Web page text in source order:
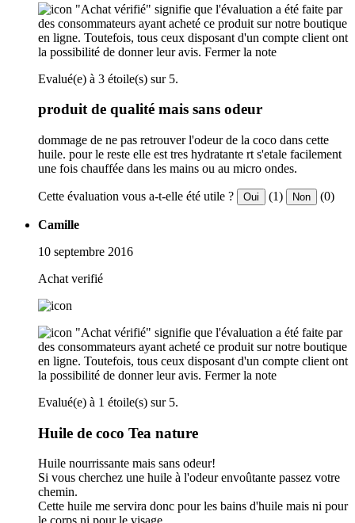
"Achat vérifié" signifie que l'évaluation a été faite par
des consommateurs ayant acheté ce produit sur notre boutique
en ligne. Toutefois, tous ceux disposant d'un compte client ont
la possibilité de donner leur avis. Fermer la note
Evalué(e) à 3 étoile(s) sur 5.
produit de qualité mais sans odeur
dommage de ne pas retrouver l'odeur de la coco dans cette
huile. pour le reste elle est tres hydratante rt s'etale facilement
une fois chauffée dans les mains ou au micro ondes.
Cette évaluation vous a-t-elle été utile ? Oui (1) Non (0)
Camille
10 septembre 2016
Achat verifié
"Achat vérifié" signifie que l'évaluation a été faite par
des consommateurs ayant acheté ce produit sur notre boutique
en ligne. Toutefois, tous ceux disposant d'un compte client ont
la possibilité de donner leur avis. Fermer la note
Evalué(e) à 1 étoile(s) sur 5.
Huile de coco Tea nature
Huile nourrissante mais sans odeur!
Si vous cherchez une huile à l'odeur envoûtante passez votre
chemin.
Cette huile me servira donc pour les bains d'huile mais ni pour